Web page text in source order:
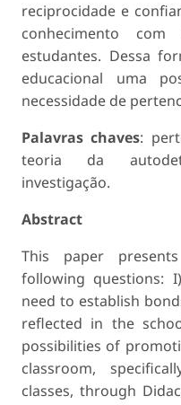
reciprocidade e
conhecimento
estudantes. Dessa
educacional uma
necessidade de
Palavras chaves:
teoria da
investigação.
Abstract
This paper
following questions:
need to establish
reflected in the
possibilities of
classroom,
classes, through